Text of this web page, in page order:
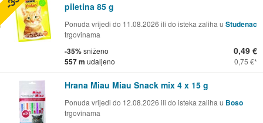
piletina 85 g
Ponuda vrijedi do 11.08.2026 ili do isteka zaliha u Studenac
trgovinama
-35%sniženo
557 m udaljeno
0,49 €
0,75 €
Hrana Miau Miau Snack mix 4 x 15 g
Ponuda vrijedi do 12.08.2026 ili do isteka zaliha u Boso
trgovinama